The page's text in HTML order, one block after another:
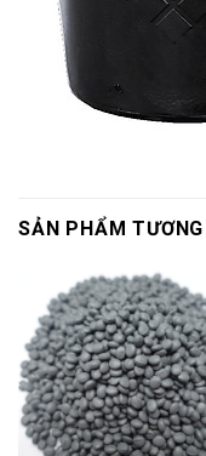
SẢN PHẨM